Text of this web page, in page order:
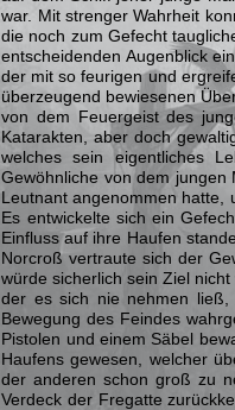
war. Mit strenger Wahrheit
die noch zum Gefecht
entscheidenden Augenblick
der mit so feurigen und
überzeugend bewiesenen
von dem Feuergeist des
Katarakten, aber doch
welches sein eigentliches
Gewöhnliche von dem jungen
Leutnant angenommen hatte,
Es entwickelte sich ein
Einfluss auf ihre Haufen
Norcroß vertraute sich der
würde sicherlich sein Ziel
der es sich nie nehmen ließ,
Bewegung des Feindes
Pistolen und einem Säbel
Haufens gewesen, welcher
der anderen schon groß zu
Verdeck der Fregatte